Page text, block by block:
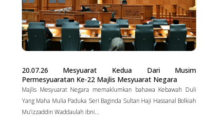
20.07.26 Mesyuarat Kedua Dari Musim
Permesyuaratan Ke-22 Majlis Mesyuarat Negara
Majlis Mesyuarat Negara memaklumkan bahawa Kebawah Duli
Yang Maha Mulia Paduka Seri Baginda Sultan Haji Hassanal Bolkiah
Mu’izzaddin Waddaulah ibni...